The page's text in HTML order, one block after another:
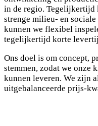
in de regio. Tegelijkertijd
strenge milieu- en
kunnen we flexibel
tegelijkertijd korte
Ons doel is om concept,
stemmen, zodat we onze
kunnen leveren. We zijn
uitgebalanceerde prijs-